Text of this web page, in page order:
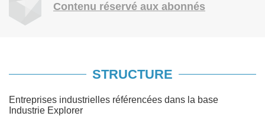
Contenu réservé aux abonnés
STRUCTURE
Entreprises industrielles référencées dans la base
Industrie Explorer